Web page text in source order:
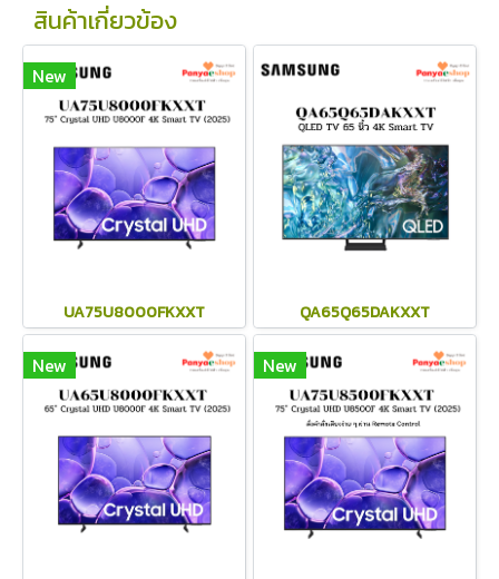
สินค้าเกี่ยวข้อง
New
UA75U8000FKXXT QA65Q65DAKXXT
New New